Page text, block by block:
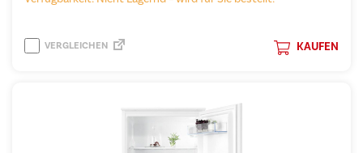
KAUFEN
VERGLEICHEN